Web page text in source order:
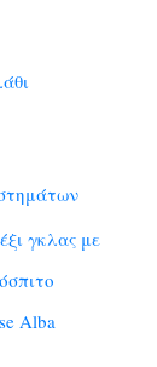
γκλας με
Alba